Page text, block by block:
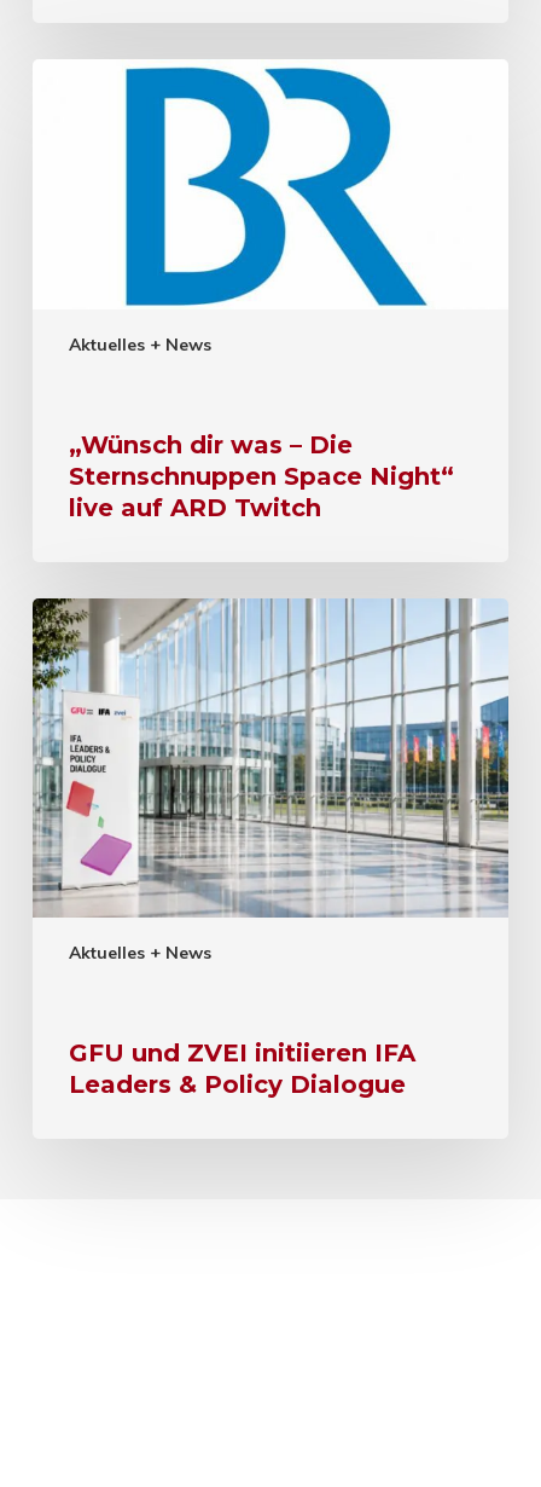
Aktuelles + News
„Wünsch dir was – Die
Sternschnuppen Space Night“
live auf ARD Twitch
Aktuelles + News
GFU und ZVEI initiieren IFA
Leaders & Policy Dialogue